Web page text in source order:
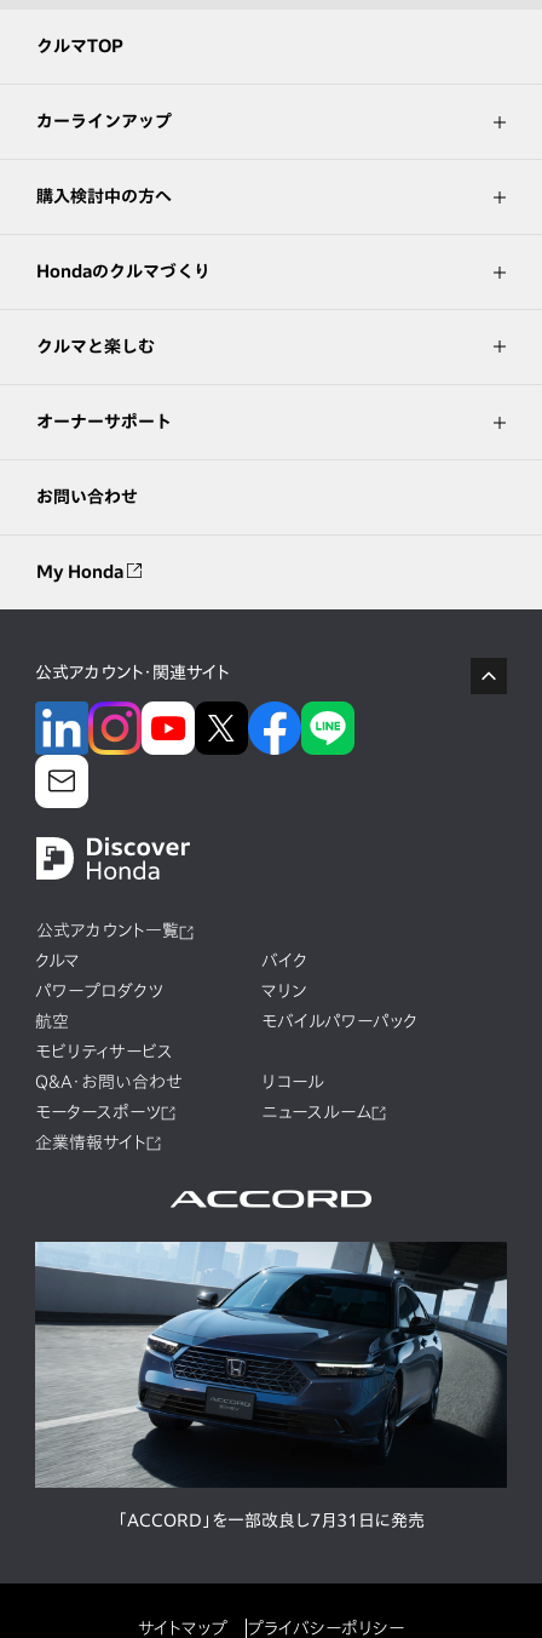
クルマTOP
カーラインアップ
購入検討中の方へ
Hondaのクルマづくり
クルマと楽しむ
オーナーサポート
お問い合わせ
My Honda
公式アカウント・関連サイト
公式アカウント一覧
クルマ
バイク
パワープロダクツ
マリン
航空
モバイルパワーパック
モビリティサービス
Q&A・お問い合わせ
リコール
モータースポーツ
ニュースルーム
企業情報サイト
「ACCORD」を一部改良し7月31日に発売
サイトマップ プライバシーポリシー